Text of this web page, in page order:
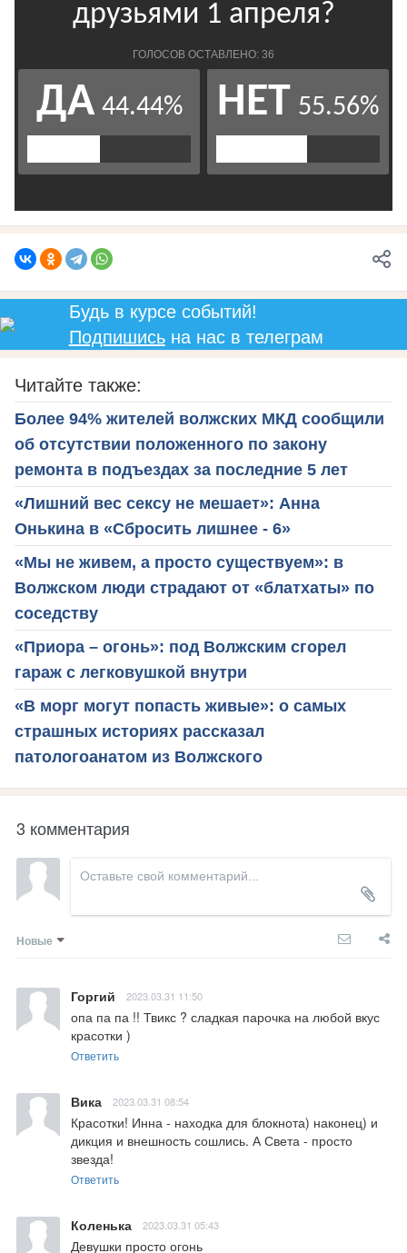
Будь в курсе событий!
Подпишисьна нас в телеграм
Читайте также:
Более 94% жителей волжских МКД сообщили
об отсутствии положенного по закону
ремонта в подъездах за последние 5 лет
«Лишний вес сексу не мешает»: Анна
Онькина в «Сбросить лишнее - 6»
«Мы не живем, а просто существуем»: в
Волжском люди страдают от «блатхаты» по
соседству
«Приора – огонь»: под Волжским сгорел
гараж с легковушкой внутри
«В морг могут попасть живые»: о самых
страшных историях рассказал
патологоанатом из Волжского
3 комментария
Новые
Горгий 2023.03.31 11:50
опа па па !! Твикс ? сладкая парочка на любой вкус
красотки )
Ответить
Вика 2023.03.31 08:54
Красотки! Инна - находка для блокнота) наконец) и
дикция и внешность сошлись. А Света - просто
звезда!
Ответить
Коленька 2023.03.31 05:43
Девушки просто огонь